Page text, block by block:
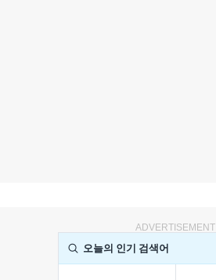
ADVERTISEMENT